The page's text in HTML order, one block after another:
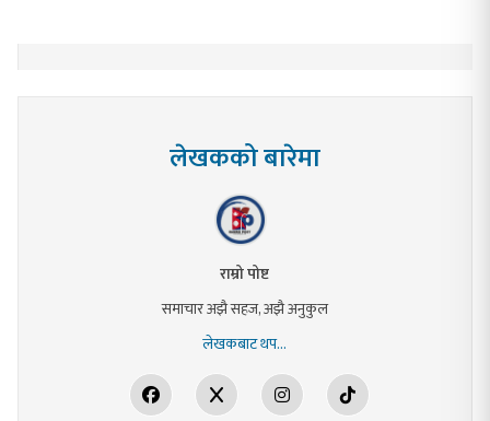
लेखकको बारेमा
राम्रो पोष्ट
समाचार अझै सहज, अझै अनुकुल
लेखकबाट थप...